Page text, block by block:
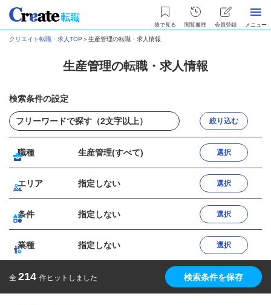
後で見る 閲覧履歴 会員登録 メニュー
クリエイト転職・求人TOP ＞生産管理の転職・求人情報
生産管理の転職・求人情報
検索条件の設定
絞り込む
職種 生産管理(すべて) 選択
エリア 指定しない 選択
条件 指定しない 選択
業種 指定しない 選択
全 214 件ヒットしました 検索条件を保存